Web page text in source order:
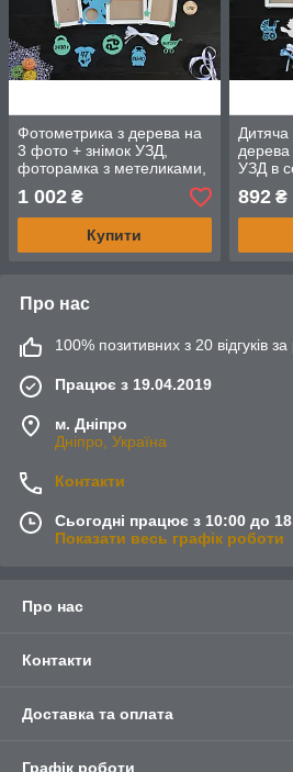
Фотометрика з дерева на
3 фото + знімок УЗД,
фоторамка з метеликами,
лелекою і ведмедиком.
Вовчик
1 002 ₴
Купити
УЗД в
(будь-
892₴
Про нас
100% позитивних з 20 відгуків за
Працює з 19.04.2019
м. Дніпро
Дніпро, Україна
Контакти
Сьогодні працює з 10:00 до
Показати весь графік роботи
Про нас
Контакти
Доставка та оплата
Графік роботи